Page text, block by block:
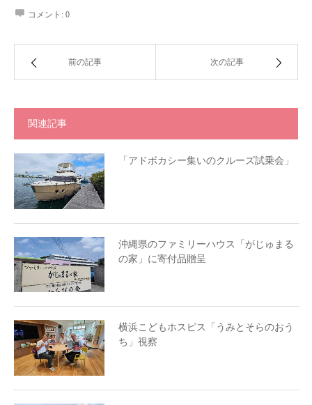
コメント: 0
前の記事 次の記事
関連記事
「アドボカシー集いのクルーズ試乗会」
沖縄県のファミリーハウス「がじゅまる
の家」に寄付品贈呈
横浜こどもホスピス「うみとそらのおう
ち」視察